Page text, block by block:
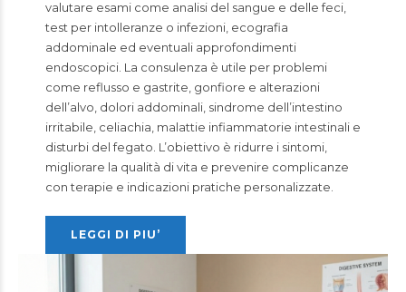
valutare esami come analisi del sangue e delle feci,
test per intolleranze o infezioni, ecografia
addominale ed eventuali approfondimenti
endoscopici. La consulenza è utile per problemi
come reflusso e gastrite, gonfiore e alterazioni
dell’alvo, dolori addominali, sindrome dell’intestino
irritabile, celiachia, malattie infiammatorie intestinali e
disturbi del fegato. L’obiettivo è ridurre i sintomi,
migliorare la qualità di vita e prevenire complicanze
con terapie e indicazioni pratiche personalizzate.
LEGGI DI PIU’